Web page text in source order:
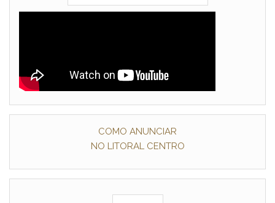
COMO ANUNCIAR
NO LITORAL CENTRO